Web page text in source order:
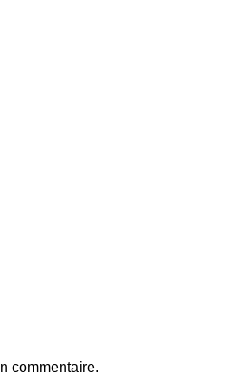
commentaire.